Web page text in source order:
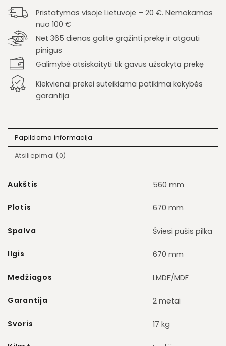
Pristatymas visoje Lietuvoje – 20 €. Nemokamas
nuo 100 €
Net 365 dienas galite grąžinti prekę ir atgauti
pinigus
Galimybė atsiskaityti tik gavus užsakytą prekę
Kiekvienai prekei suteikiama patikima kokybės
garantija
Papildoma informacija
Atsiliepimai (0)
Aukštis 560 mm
Plotis 670 mm
Spalva Šviesi pušis pilka
Ilgis 670 mm
Medžiagos LMDF/MDF
Garantija 2 metai
Svoris 17 kg